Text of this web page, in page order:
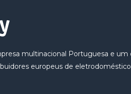
multinacional Portuguesa e um
europeus de